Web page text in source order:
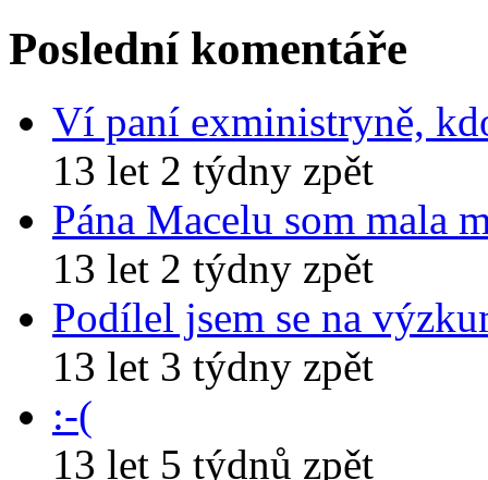
Poslední komentáře
Ví paní exministryně,
13 let 2 týdny zpět
Pána Macelu som mala
13 let 2 týdny zpět
Podílel jsem se na
13 let 3 týdny zpět
:-(
13 let 5 týdnů zpět